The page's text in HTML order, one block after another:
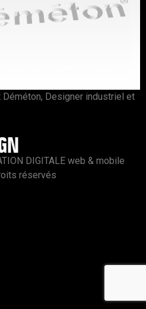
Designer industriel et
DIGITALE web & mobile
réservés